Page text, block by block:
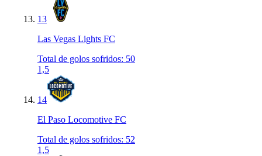
13
Las Vegas Lights FC
Total de golos sofridos: 50
1,5
14
El Paso Locomotive FC
Total de golos sofridos: 52
1,5